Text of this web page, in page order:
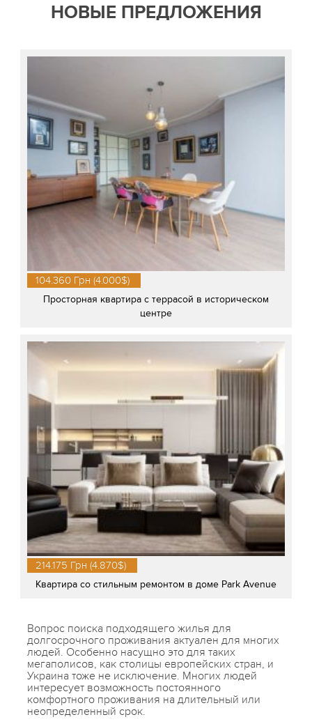
НОВЫЕ ПРЕДЛОЖЕНИЯ
104.360 Грн (4.000$)
Просторная квартира с террасой в историческом
центре
214.175 Грн (4.870$)
Квартира со стильным ремонтом в доме Park Avenue
Вопрос поиска подходящего жилья для
долгосрочного проживания актуален для многих
людей. Особенно насущно это для таких
мегаполисов, как столицы европейских стран, и
Украина тоже не исключение. Многих людей
интересует возможность постоянного
комфортного проживания на длительный или
неопределенный срок.